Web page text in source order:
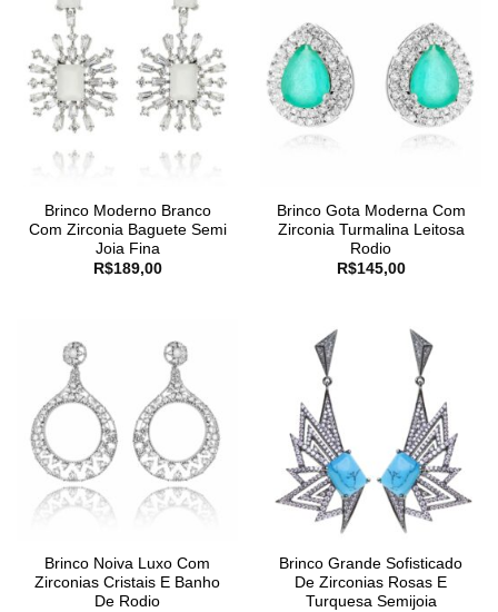
Brinco Moderno Branco
Com Zirconia Baguete Semi
Joia Fina
R$189,00
Brinco Gota Moderna Com
Zirconia Turmalina Leitosa
Rodio
R$145,00
Brinco Noiva Luxo Com
Zirconias Cristais E Banho
De Rodio
Brinco Grande Sofisticado
De Zirconias Rosas E
Turquesa Semijoia